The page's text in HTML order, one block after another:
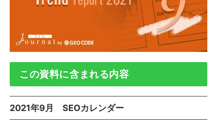
この資料に含まれる内容
2021年9月 SEOカレンダー